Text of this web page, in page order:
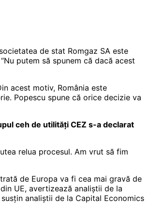
de stat Romgaz SA este
putem să spunem că dacă acest
acest motiv, România este
Popescu spune că orice decizie va
ceh de utilităţi CEZ s-a declarat
relua procesul. Am vrut să fim
de Europa va fi cea mai gravă de
UE, avertizează analiştii de la
analiştii de la Capital Economics